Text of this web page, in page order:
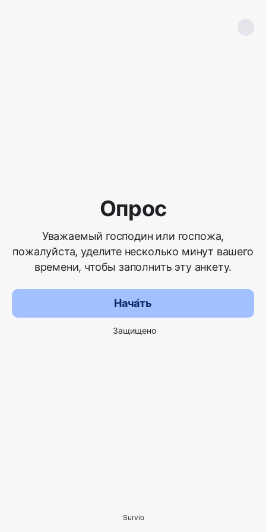
Опрос
Уважаемый господин или госпожа,
пожалуйста, уделите несколько минут вашего
времени, чтобы заполнить эту анкету.
Нача́ть
Защищено
Survio